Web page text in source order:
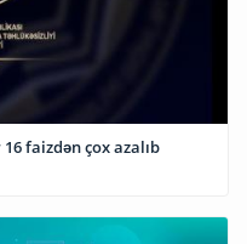
faizdən çox azalıb